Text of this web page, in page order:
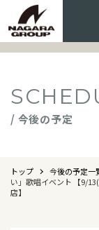
/ 今後の予定
トップ 今後の予定一
い」歌唱イベント 【9/
店】